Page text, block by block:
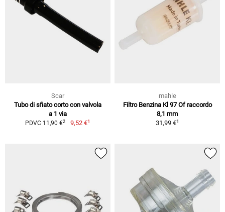
Scar
Tubo di sfiato corto con valvola
a 1 via
PDVC 11,90 €2 9,52 €1
mahle
Filtro Benzina Kl 97 Of raccordo
8,1 mm
31,99 €1